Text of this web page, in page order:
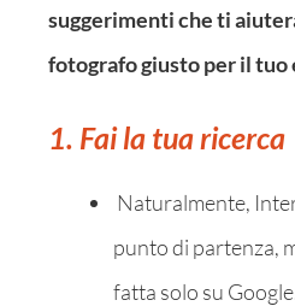
suggerimenti che ti
fotografo giusto per il tuo
1. Fai la tua ricerca
Naturalmente,
punto di partenza,
fatta solo su